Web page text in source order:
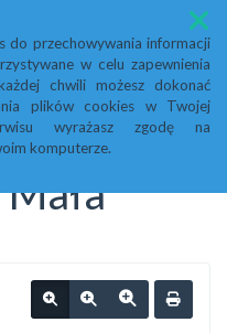
do przechowywania informacji
w celu zapewnienia
chwili możesz dokonać
plików cookies w Twojej
wyrażasz zgodę na
komputerze.
Menu
Gminy